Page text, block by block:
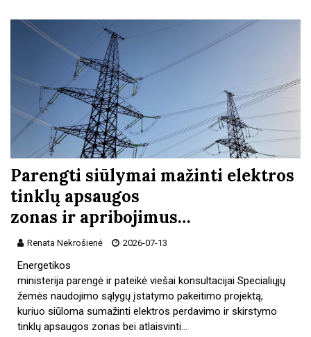
Parengti siūlymai mažinti elektros
tinklų apsaugos
zonas ir apribojimus…
Renata Nekrošienė 2026-07-13
Energetikos
ministerija parengė ir pateikė viešai konsultacijai Specialiųjų
žemės naudojimo sąlygų įstatymo pakeitimo projektą,
kuriuo siūloma sumažinti elektros perdavimo ir skirstymo
tinklų apsaugos zonas bei atlaisvinti…